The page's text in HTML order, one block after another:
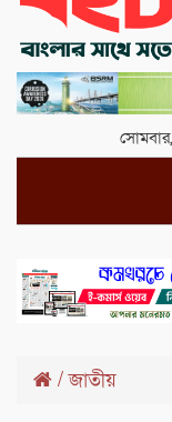
/জাতীয়